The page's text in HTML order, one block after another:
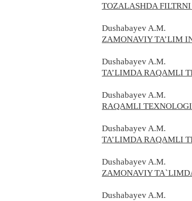
TOZALASHDA
Dushabayev A.M.
ZAMONAVIY TA’LIM
Dushabayev A.M.
TA’LIMDA RAQAMLI
Dushabayev A.M.
RAQAMLI
Dushabayev A.M.
TA’LIMDA RAQAMLI
Dushabayev A.M.
ZAMONAVIY
Dushabayev A.M.